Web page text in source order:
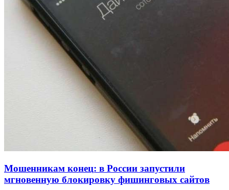
Сладкий праздник в Волгограде: в Центральном
парке прошёл фестиваль „Арбузный переполох“
Волгоградские компании нарастили экспорт:
заключены контракты на 3,6 млн долларов
Мошенникам конец: в России запустили
мгновенную блокировку фишинговых сайтов